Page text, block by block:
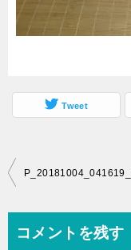
Tweet
投
コメントを残す